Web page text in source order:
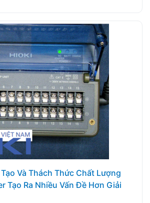
Và Thách Thức Chất Lượng
Tạo Ra Nhiều Vấn Đề Hơn Giải